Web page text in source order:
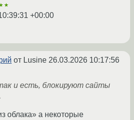
+00:00
от Lusine 26.03.2026 10:17:56
и есть, блокируют сайты
облака» а некоторые